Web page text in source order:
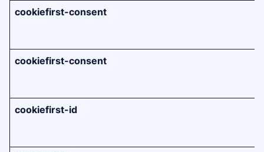
cookiefirst-consent
cookiefirst-consent
cookiefirst-id